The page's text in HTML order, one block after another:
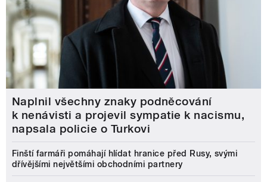
Naplnil všechny znaky podněcování
k nenávisti a projevil sympatie k nacismu,
napsala policie o Turkovi
Finští farmáři pomáhají hlídat hranice před Rusy, svými
dřívějšími největšími obchodními partnery